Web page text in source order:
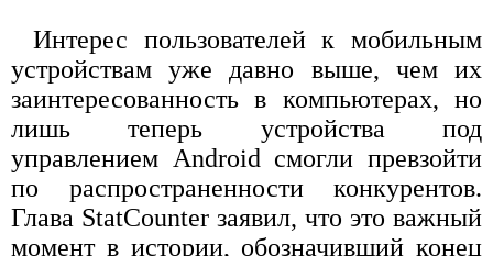
Интерес пользователей к мобильным
устройствам уже давно выше, чем их
заинтересованность в компьютерах, но
лишь теперь устройства под
управлением Android смогли превзойти
по распространенности конкурентов.
Глава StatCounter заявил, что это важный
момент в истории, обозначивший конец